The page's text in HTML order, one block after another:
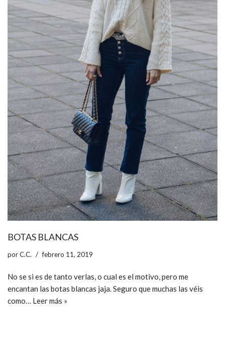
BOTAS BLANCAS
porC.C. febrero 11, 2019
No se si es de tanto verlas, o cual es el motivo, pero me
encantan las botas blancas jaja. Seguro que muchas las véis
como… Leer más »